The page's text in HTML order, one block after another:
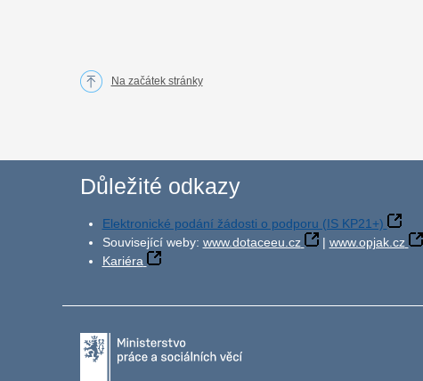
Na začátek stránky
Důležité odkazy
Elektronické podání žádosti o podporu (IS KP21+)
Související weby: www.dotaceeu.cz | www.opjak.cz
Kariéra